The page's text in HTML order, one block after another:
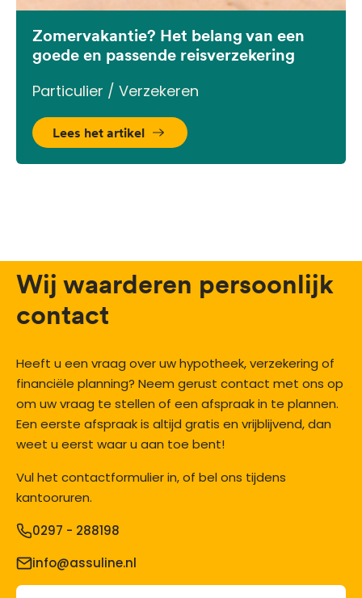
Zomervakantie? Het belang van een
goede en passende reisverzekering
Particulier / Verzekeren
Lees het artikel
Wij waarderen persoonlijk
contact
Heeft u een vraag over uw hypotheek, verzekering of
financiële planning? Neem gerust contact met ons op
om uw vraag te stellen of een afspraak in te plannen.
Een eerste afspraak is altijd gratis en vrijblijvend, dan
weet u eerst waar u aan toe bent!
Vul het contactformulier in, of bel ons tijdens
kantooruren.
0297 - 288198
info@assuline.nl